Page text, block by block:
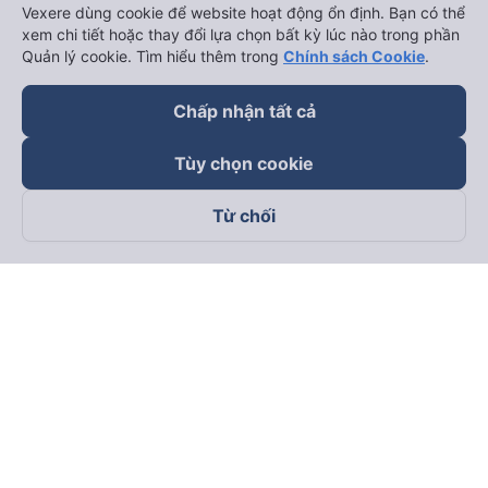
Theo dõi chúng tôi trên
Vexere dùng cookie để website hoạt động ổn định. Bạn có thể
xem chi tiết hoặc thay đổi lựa chọn bất kỳ lúc nào trong phần
Quản lý cookie. Tìm hiểu thêm trong Chính sách Cookie.
Chấp nhận tất cả
Tùy chọn cookie
Từ chối